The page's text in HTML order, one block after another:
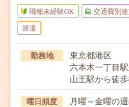
職種未経験OK 交通費別途
派遣
勤務地
東京都港区
六本木一丁目
山王駅から徒
曜日頻度 月曜～金曜の